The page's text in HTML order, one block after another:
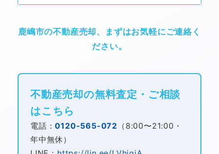
鹿嶋市の不動産売却、まずはお気軽にご連絡く
ださい。
不動産売却の無料査定・ご相談
はこちら
電話：0120-565-072 （8:00〜21:00・
年中無休）